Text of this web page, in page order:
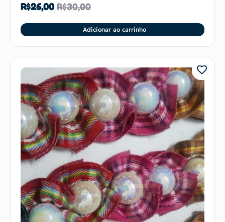
R$30,00
R$26,00
Adicionar ao carrinho